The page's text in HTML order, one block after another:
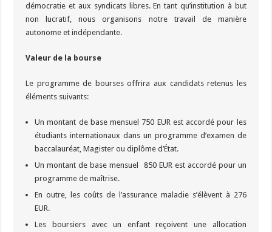
démocratie et aux syndicats libres. En tant qu’institution à but
non lucratif, nous organisons notre travail de manière
autonome et indépendante.
Valeur de la bourse
Le programme de bourses offrira aux candidats retenus les
éléments suivants:
Un montant de base mensuel 750 EUR est accordé pour les
étudiants internationaux dans un programme d’examen de
baccalauréat, Magister ou diplôme d’État.
Un montant de base mensuel 850 EUR est accordé pour un
programme de maîtrise.
En outre, les coûts de l’assurance maladie s’élèvent à 276
EUR.
Les boursiers avec un enfant reçoivent une allocation